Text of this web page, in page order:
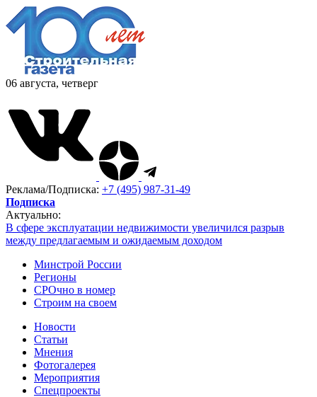
06 августа, четверг
Реклама/Подписка: +7 (495) 987-31-49
Подписка
Актуально:
В сфере эксплуатации недвижимости увеличился разрыв
между предлагаемым и ожидаемым доходом
Минстрой России
Регионы
СРОчно в номер
Строим на своем
Новости
Статьи
Мнения
Фотогалерея
Мероприятия
Спецпроекты